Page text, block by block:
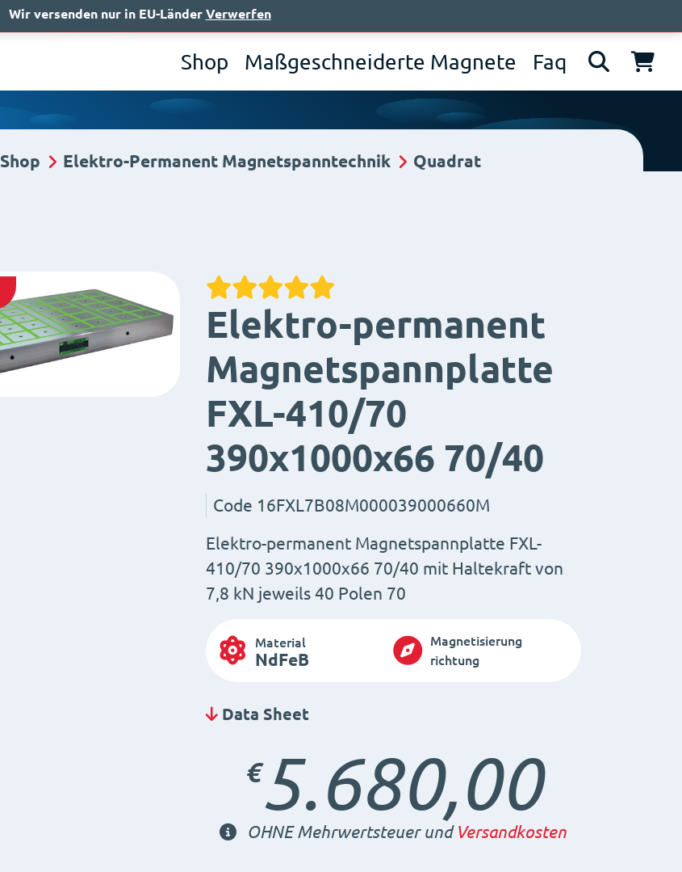
Shop Maßgeschneiderte Magnete Faq
Shop Elektro-Permanent Magnetspanntechnik Quadrat
Elektro-permanent
Magnetspannplatte
FXL-410/70
390x1000x66 70/40
Code 16FXL7B08M000039000660M
Elektro-permanent Magnetspannplatte FXL-
410/70 390x1000x66 70/40 mit Haltekraft von
7,8 kN jeweils 40 Polen 70
Material
NdFeB
Magnetisierung
richtung
Data Sheet
€5.680,00
OHNE Mehrwertsteuer und Versandkosten
Wir versenden nur in EU-Länder Verwerfen